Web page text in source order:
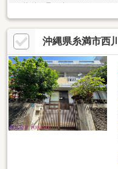
す！
沖縄県糸満市西